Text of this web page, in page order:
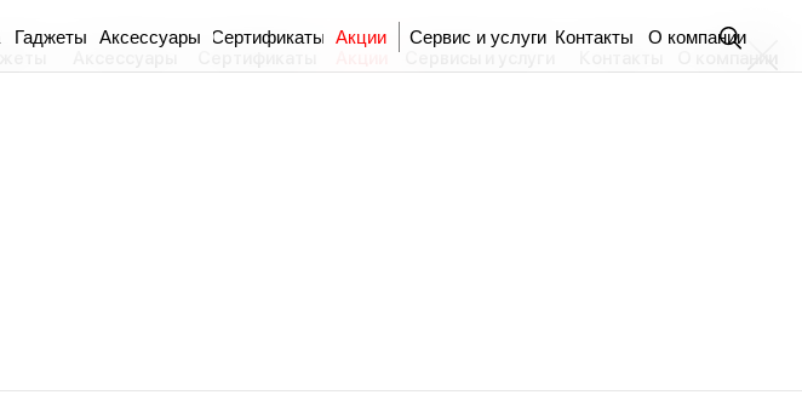
Сервис и услуги Контакты О компании
Аксессуары
Гаджеты Сертификаты Акции